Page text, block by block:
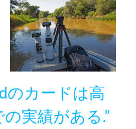
のカードは高
実績がある.”